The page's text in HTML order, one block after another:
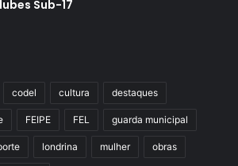
Sub-17
codel cultura destaques
FEIPE FEL guarda municipal
londrina mulher obras